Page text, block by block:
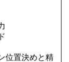
位置決めと精